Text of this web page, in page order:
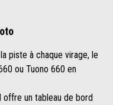
piste à chaque virage, le
ou Tuono 660 en
offre un tableau de bord